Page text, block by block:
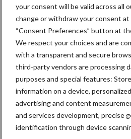
your consent will be valid across all
change or withdraw your consent
“Consent Preferences” button at
We respect your choices and are
with a transparent and secure
third-party vendors are processing
purposes and special features:
information on a device,
advertising and content
and services development, precise
identification through device
Primaire
Bedrijfsnieuws
Toon